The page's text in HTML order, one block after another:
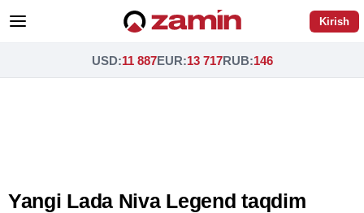
Kirish
USD:11 887EUR:13 717RUB:146
Yangi Lada Niva Legend taqdim